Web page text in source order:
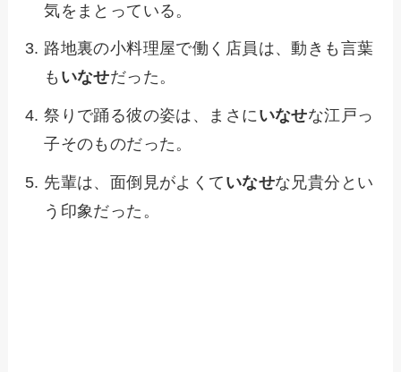
気をまとっている。
路地裏の小料理屋で働く店員は、動きも言葉
も いなせだった。
祭りで踊る彼の姿は、まさにいなせな江戸っ
子そのものだった。
先輩は、面倒見がよくて いなせな兄貴分とい
う印象だった。